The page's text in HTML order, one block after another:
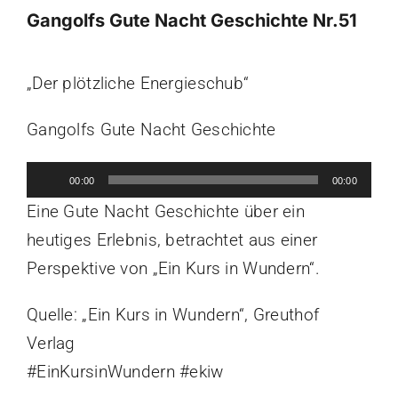
Gangolfs Gute Nacht Geschichte Nr.51
grösseres
„Der plötzliche Energieschub“
Gangolfs Gute Nacht Geschichte
Audio-
Player
00:00 00:00
Eine Gute Nacht Geschichte über ein
heutiges Erlebnis, betrachtet aus einer
Perspektive von „Ein Kurs in Wundern“.
Quelle: „Ein Kurs in Wundern“, Greuthof
Verlag
#EinKursinWundern #ekiw